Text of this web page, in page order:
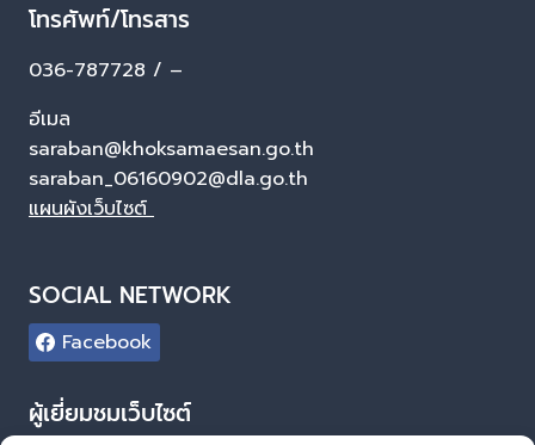
โทรศัพท์/โทรสาร
036-787728 / –
อีเมล
saraban@khoksamaesan.go.th
saraban_06160902@dla.go.th
แผนผังเว็บไซต์
SOCIAL NETWORK
Facebook
ผู้เยี่ยมชมเว็บไซต์